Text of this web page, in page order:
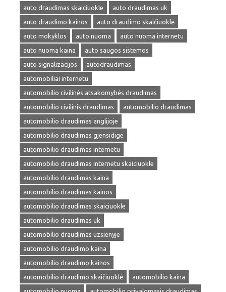
auto draudimas skaiciuokle
auto draudimas uk
auto draudimo kainos
auto draudimo skaičiuoklė
auto mokyklos
auto nuoma
auto nuoma internetu
auto nuoma kaina
auto saugos sistemos
auto signalizacijos
autodraudimas
automobiliai internetu
automobilio civilinės atsakomybės draudimas
automobilio civilinis draudimas
automobilio draudimas
automobilio draudimas anglijoje
automobilio draudimas gjensidige
automobilio draudimas internetu
automobilio draudimas internetu skaiciuokle
automobilio draudimas kaina
automobilio draudimas kainos
automobilio draudimas skaiciuokle
automobilio draudimas uk
automobilio draudimas uzsienyje
automobilio draudimo kaina
automobilio draudimo kainos
automobilio draudimo skaičiuoklė
automobilio kaina